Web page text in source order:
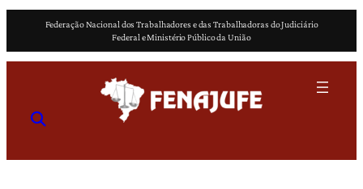
o
Federação Nacional dos Trabalhadores e das Trabalhadoras do Judiciário
Federal e Ministério Público da União